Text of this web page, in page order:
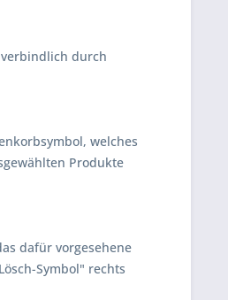
durch
welches
Produkte
dafür vorgesehene
Symbol" rechts